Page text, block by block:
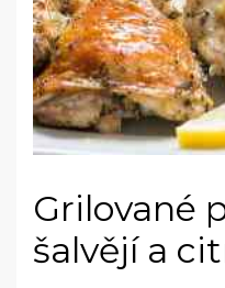
Grilované
šalvějí a